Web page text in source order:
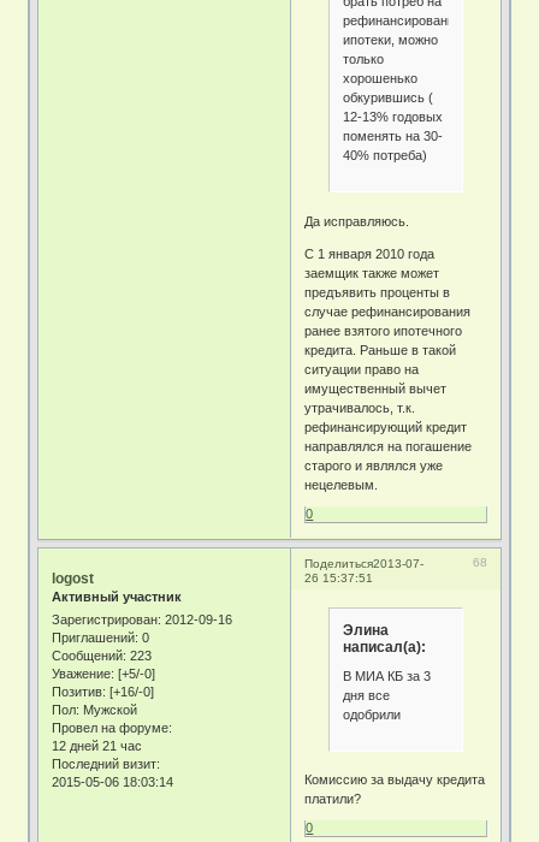
рефинансирование
ипотеки, можно
только
хорошенько
обкурившись (
12-13% годовых
поменять на 30-
40% потреба)
Да исправляюсь.
С 1 января 2010 года
заемщик также может
предъявить проценты в
случае рефинансирования
ранее взятого ипотечного
кредита. Раньше в такой
ситуации право на
имущественный вычет
утрачивалось, т.к.
рефинансирующий кредит
направлялся на погашение
старого и являлся уже
нецелевым.
0
Поделиться 68
2013-07-
26 15:37:51
logost
Активный участник
Зарегистрирован: 2012-09-16
Приглашений: 0
Сообщений: 223
Уважение: [+5/-0]
Позитив: [+16/-0]
Пол: Мужской
Провел на форуме:
12 дней 21 час
Последний визит:
2015-05-06 18:03:14
Элина
написал(а):
В МИА КБ за 3
дня все
одобрили
Комиссию за выдачу кредита
платили?
0